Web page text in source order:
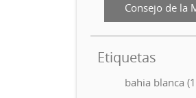
Consejo de la
Etiquetas
bahia blanca